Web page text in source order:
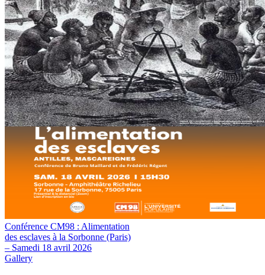
Conférence CM98 : Alimentation
des esclaves à la Sorbonne (Paris)
– Samedi 18 avril 2026
Gallery